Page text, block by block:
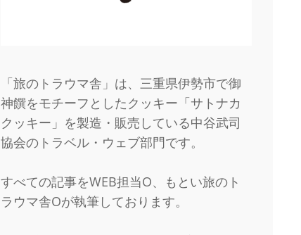
「旅のトラウマ舎」は、三重県伊勢市で御
神饌をモチーフとしたクッキー「サトナカ
クッキー」を製造・販売している中谷武司
協会のトラベル・ウェブ部門です。
すべての記事をWEB担当O、もとい旅のト
ラウマ舎Oが執筆しております。